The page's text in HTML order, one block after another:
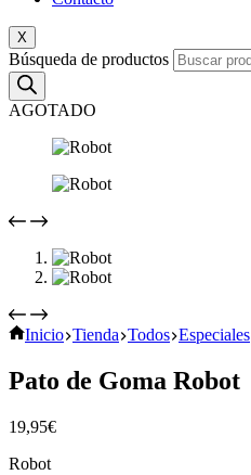
X
Búsqueda de productos
AGOTADO
Inicio Tienda Todos Especiales
Pato de Goma Robot
19,95€
Robot